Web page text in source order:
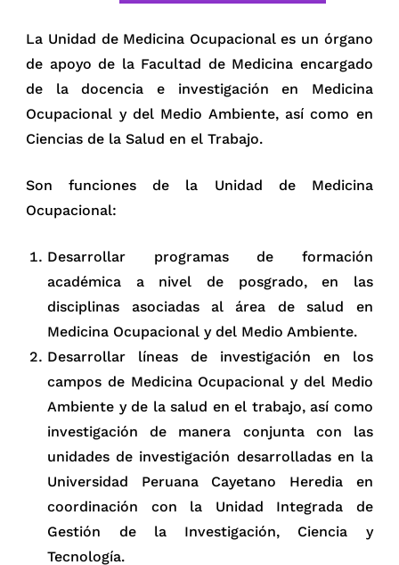
La Unidad de Medicina Ocupacional es un órgano
de apoyo de la Facultad de Medicina encargado
de la docencia e investigación en Medicina
Ocupacional y del Medio Ambiente, así como en
Ciencias de la Salud en el Trabajo.
Son funciones de la Unidad de Medicina
Ocupacional:
Desarrollar programas de formación
académica a nivel de posgrado, en las
disciplinas asociadas al área de salud en
Medicina Ocupacional y del Medio Ambiente.
Desarrollar líneas de investigación en los
campos de Medicina Ocupacional y del Medio
Ambiente y de la salud en el trabajo, así como
investigación de manera conjunta con las
unidades de investigación desarrolladas en la
Universidad Peruana Cayetano Heredia en
coordinación con la Unidad Integrada de
Gestión de la Investigación, Ciencia y
Tecnología.